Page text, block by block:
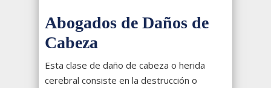
Abogados de Daños de
Cabeza
Esta clase de daño de cabeza o herida
cerebral consiste en la destrucción o